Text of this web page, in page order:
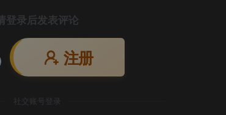
登录后发表评论
注册
社交账号登录